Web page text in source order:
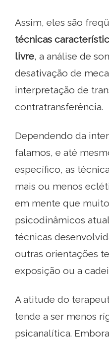
Assim, eles são
técnicas
livre, a análise de
desativação de
interpretação de
contratransferência.
Dependendo da
falamos, e até
específico, as
mais ou menos
em mente que
psicodinâmicos
técnicas
outras orientações
exposição ou a
A atitude do
tende a ser menos
psicanalítica.